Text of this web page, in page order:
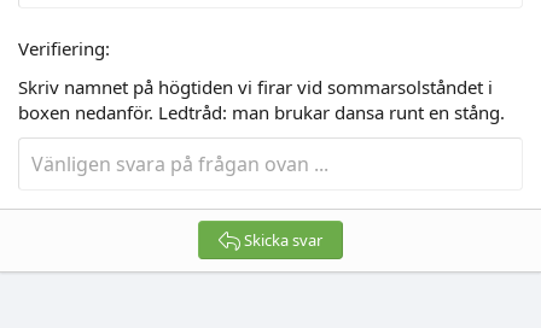
Verifiering
Skriv namnet på högtiden vi firar vid sommarsolståndet i
boxen nedanför. Ledtråd: man brukar dansa runt en stång.
Skicka svar